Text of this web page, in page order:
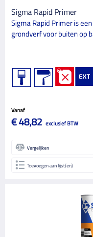
Sigma Rapid Primer
Sigma Rapid Primer is
grondverf voor buiten op
Vanaf
€ 48,82 exclusief BTW
Vergelijken
Toevoegen aan lijst(en)